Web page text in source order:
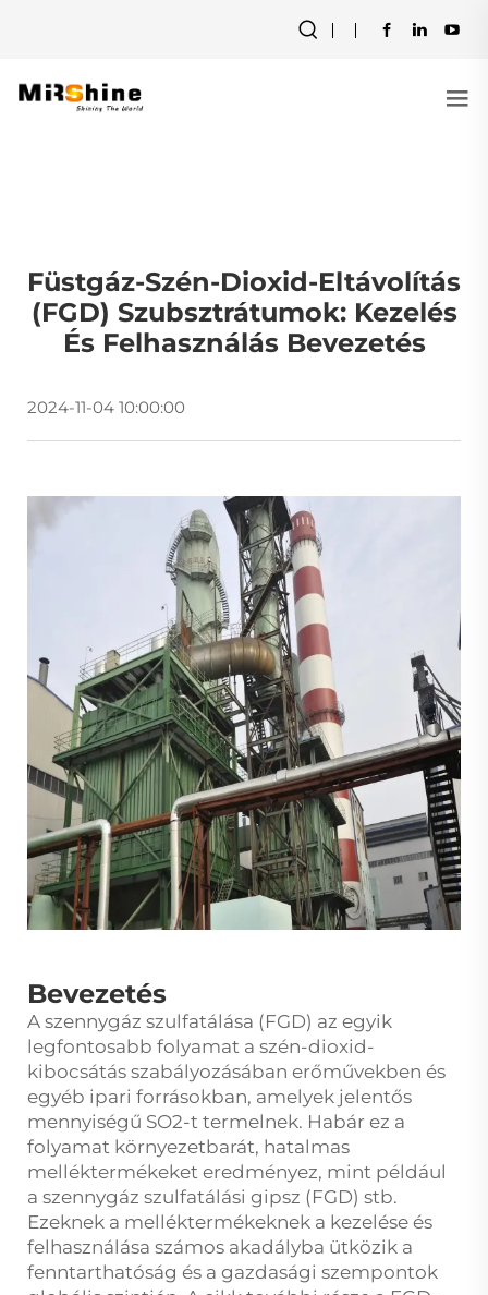
Füstgáz-Szén-Dioxid-Eltávolítás
(FGD) Szubsztrátumok: Kezelés
És Felhasználás Bevezetés
2024-11-04 10:00:00
Bevezetés
A szennygáz szulfatálása (FGD) az egyik
legfontosabb folyamat a szén-dioxid-
kibocsátás szabályozásában erőművekben és
egyéb ipari forrásokban, amelyek jelentős
mennyiségű SO2-t termelnek. Habár ez a
folyamat környezetbarát, hatalmas
melléktermékeket eredményez, mint például
a szennygáz szulfatálási gipsz (FGD) stb.
Ezeknek a melléktermékeknek a kezelése és
felhasználása számos akadályba ütközik a
fenntarthatóság és a gazdasági szempontok